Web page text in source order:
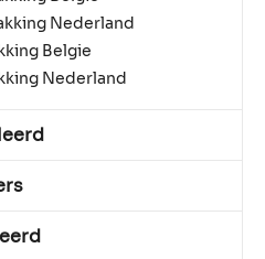
Nederland
Belgie
Nederland